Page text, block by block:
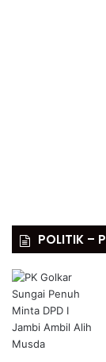
POLITIK –